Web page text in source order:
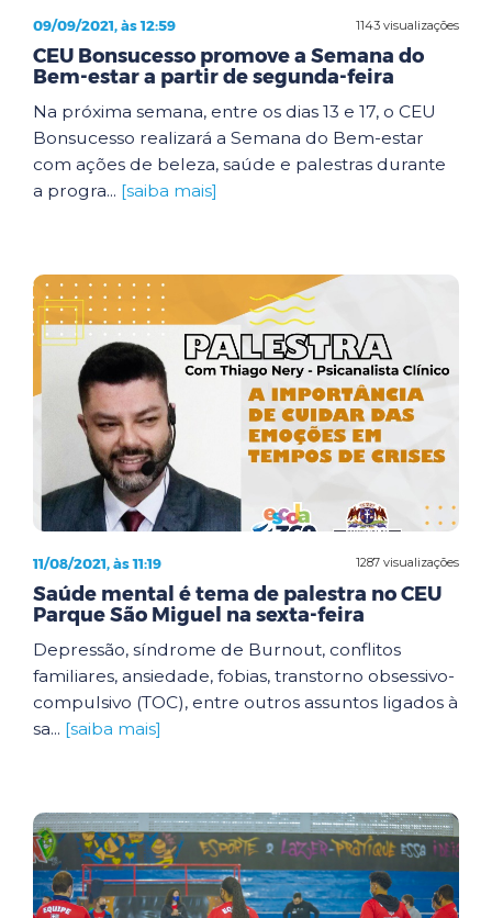
1143 visualizações
09/09/2021, às 12:59
CEU Bonsucesso promove a Semana do
Bem-estar a partir de segunda-feira
Na próxima semana, entre os dias 13 e 17, o CEU
Bonsucesso realizará a Semana do Bem-estar
com ações de beleza, saúde e palestras durante
a progra... [saiba mais]
1287 visualizações
11/08/2021, às 11:19
Saúde mental é tema de palestra no CEU
Parque São Miguel na sexta-feira
Depressão, síndrome de Burnout, conflitos
familiares, ansiedade, fobias, transtorno obsessivo-
compulsivo (TOC), entre outros assuntos ligados à
sa... [saiba mais]